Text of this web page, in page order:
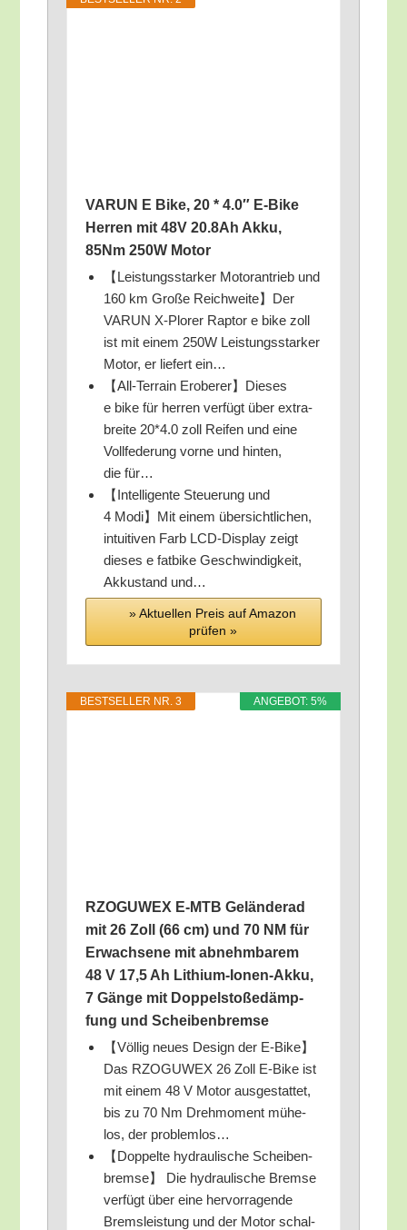
VARUN E Bike, 20 * 4.0″ E‑Bike
Her­ren mit 48V 20.8Ah Akku,
85Nm 250W Motor
【Leis­tungs­star­ker Motor­an­trieb und
160 km Gro­ße Reichweite】Der
VARUN X‑Plorer Rap­tor e bike zoll
ist mit einem 250W Leis­tungs­star­ker
Motor, er lie­fert ein…
【All-Ter­rain Eroberer】Dieses
e bike für her­ren ver­fügt über extra­
brei­te 20*4.0 zoll Rei­fen und eine
Voll­fe­de­rung vor­ne und hin­ten,
die für…
【Intel­li­gen­te Steue­rung und
4 Modi】Mit einem über­sicht­li­chen,
intui­ti­ven Farb LCD-Dis­play zeigt
die­ses e fat­bike Geschwin­dig­keit,
Akku­stand und…
» Aktu­el­len Preis auf Ama­zon
prü­fen »
ANGE­BOT: 5%
BEST­SEL­LER NR. 3
RZOGUWEX E‑MTB Gelän­de­rad
mit 26 Zoll (66 cm) und 70 NM für
Erwach­se­ne mit abnehm­ba­rem
48 V 17,5 Ah Lithi­um-Ionen-Akku,
7 Gän­ge mit Dop­pel­sto­ße­dämp­
fung und Scheibenbremse
【Völ­lig neu­es Design der E‑Bike】
Das RZOGUWEX 26 Zoll E‑Bike ist
mit einem 48 V Motor aus­ge­stat­tet,
bis zu 70 Nm Dreh­mo­ment mühe­
los, der problemlos…
【Dop­pel­te hydrau­li­sche Schei­ben­
brem­se】 Die hydrau­li­sche Brem­se
ver­fügt über eine her­vor­ra­gen­de
Brems­leis­tung und der Motor schal­